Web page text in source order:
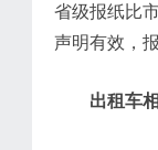
省级报纸比
声明有效，
出租车